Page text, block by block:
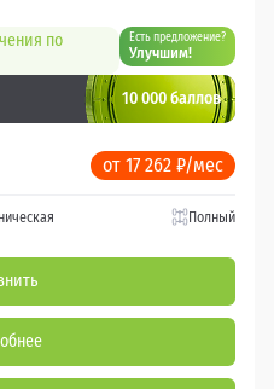
по
Есть предложение?
Улучшим!
10 000 баллов
от 17 262 ₽/мес
Полный